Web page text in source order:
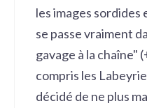
les images sordides
se passe vraiment
gavage à la chaîne"
compris les
décidé de ne plus